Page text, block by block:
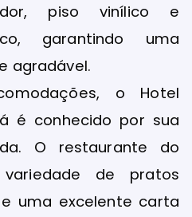
piso vinílico e
garantindo uma
agradável.
o Hotel
é conhecido por sua
O restaurante do
de pratos
uma excelente carta